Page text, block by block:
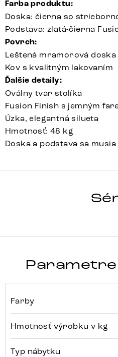
Farba produktu:
Doska: čierna so
Podstava: zlatá-čierna
Povrch:
Leštená mramorová doska
Kov s kvalitným lakovaním
Ďalšie detaily:
Oválny tvar stolíka
Fusion Finish s jemným
Úzka, elegantná silueta
Hmotnosť: 48 kg
Doska a podstava sa
Farby
Hmotnosť výrobku v kg
Typ nábytku